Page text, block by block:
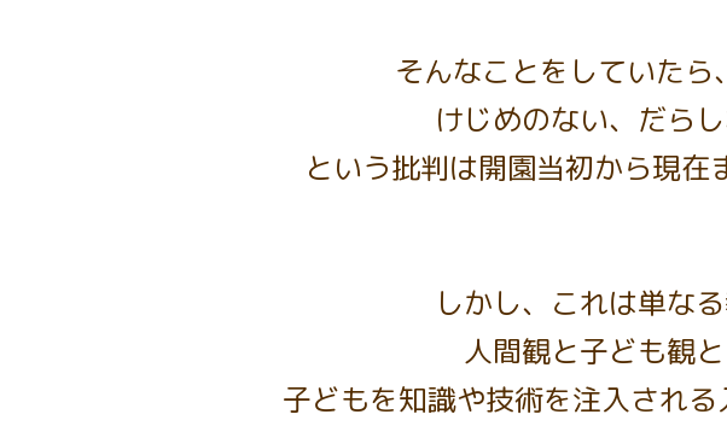
そんなことをしていたら
けじめのない、だら
という批判は開園当初から現在
しかし、これは単な
人間観と子ども観
子どもを知識や技術を注入され